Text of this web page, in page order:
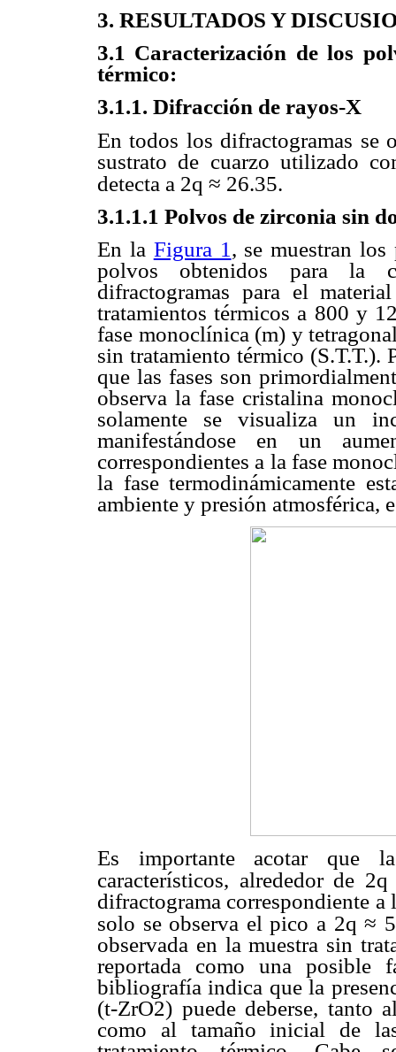
3. RESULTADOS Y
3.1 Caracterización de los
térmico:
3.1.1. Difracción de rayos-X
En todos los difractogramas se
sustrato de cuarzo utilizado
detecta a 2q ≈ 26.35.
3.1.1.1 Polvos de zirconia sin
En la Figura 1 , se muestran
polvos obtenidos para la
difractogramas para el
tratamientos térmicos a 800 y
fase monoclínica (m) y
sin tratamiento térmico (S.T.T.).
que las fases son
observa la fase cristalina
solamente se visualiza un
manifestándose en un
correspondientes a la fase
la fase termodinámicamente
ambiente y presión atmosférica,
Es importante acotar que
característicos, alrededor de 2q
difractograma correspondiente a
solo se observa el pico a 2q ≈
observada en la muestra sin
reportada como una posible
bibliografía indica que la
(t-ZrO2) puede deberse,
como al tamaño inicial de